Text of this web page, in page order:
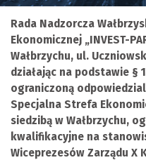
Rada Nadzorcza
Ekonomicznej „INVEST-
Wałbrzychu, ul.
działając na podstawie §
ograniczoną
Specjalna Strefa
siedzibą w Wałbrzychu,
kwalifikacyjne na
Wiceprezesów Zarządu X